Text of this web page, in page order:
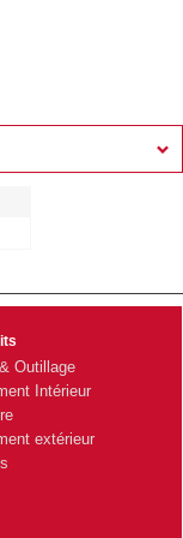
Outillage
Intérieur
extérieur